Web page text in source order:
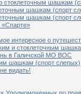
стоклеточным шашкам
шашкам (спорт
шашкам (спорт
«Спарте»
интересное о
и стоклеточным
в Галичской МО ВОС
шашкам (спорт слепых)
видать!